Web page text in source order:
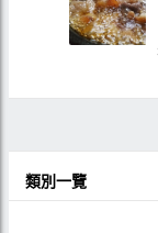
類別一覽